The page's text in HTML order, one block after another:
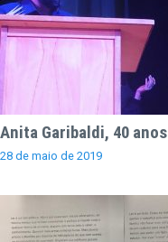
Anita Garibaldi, 40 anos
28 de maio de 2019